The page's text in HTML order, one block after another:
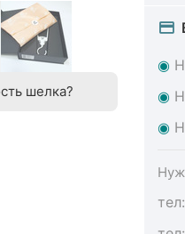
◉
◉
◉
шелка?